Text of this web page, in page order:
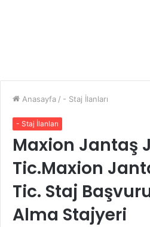
Anasayfa / - Staj İlanları
- Staj İlanları
Maxion Jantaş
Tic.Maxion
Tic. Staj
Alma Stajyeri